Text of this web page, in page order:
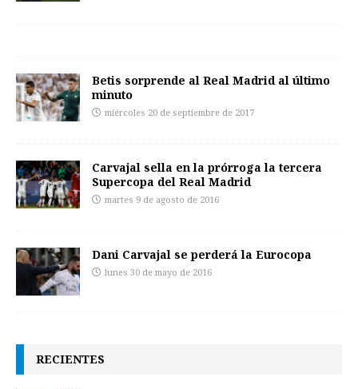
Betis sorprende al Real Madrid al último
minuto
miércoles 20 de septiembre de 2017
Carvajal sella en la prórroga la tercera
Supercopa del Real Madrid
martes 9 de agosto de 2016
Dani Carvajal se perderá la Eurocopa
lunes 30 de mayo de 2016
RECIENTES